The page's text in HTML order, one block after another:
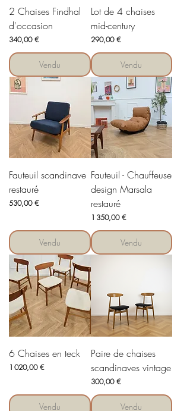
2 Chaises Findhal
d'occasion
Prix
340,00 €
Vendu
Lot de 4 chaises
mid-century
Prix
290,00 €
Vendu
Fauteuil scandinave
restauré
Prix
530,00 €
Vendu
Fauteuil - Chauffeuse
design Marsala
restauré
Prix
1 350,00 €
Vendu
6 Chaises en teck
Prix
1 020,00 €
Vendu
Paire de chaises
scandinaves vintage
Prix
300,00 €
Vendu